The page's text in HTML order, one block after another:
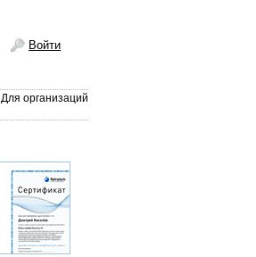
Войти
Для организаций